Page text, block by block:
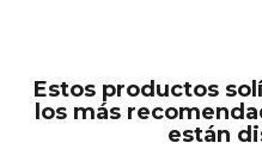
Estos productos
los más
están